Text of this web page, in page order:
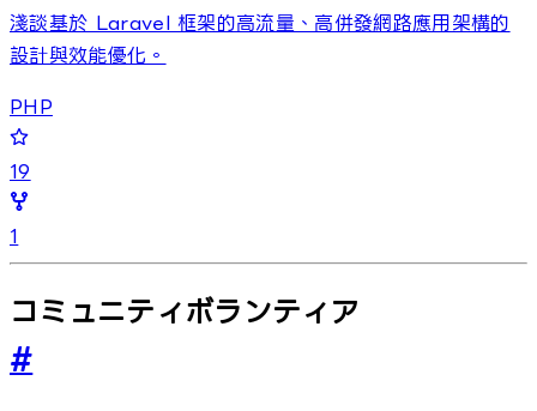
淺談基於 Laravel 框架的高流量、高併發網路應用架構的
設計與效能優化。
PHP
19
1
コミュニティボランティア
#